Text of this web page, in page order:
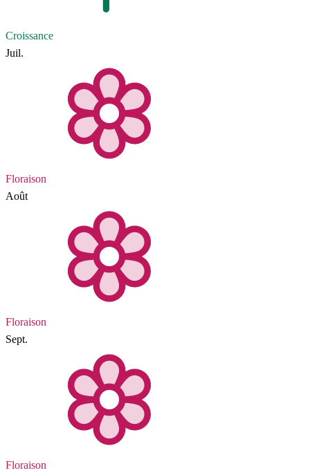
Croissance
Juil.
Floraison
Août
Floraison
Sept.
Floraison